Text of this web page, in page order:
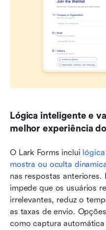
Lógica inteligente e
melhor experiência
O Lark Forms inclui
mostra ou oculta
nas respostas anteriores.
impede que os usuários
irrelevantes, reduz o
as taxas de envio.
como captura